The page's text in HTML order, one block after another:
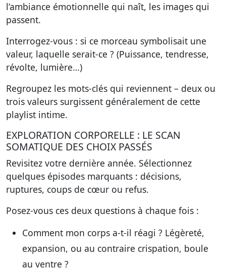
l’ambiance émotionnelle qui naît, les images qui
passent.
Interrogez-vous : si ce morceau symbolisait une
valeur, laquelle serait-ce ? (Puissance, tendresse,
révolte, lumière…)
Regroupez les mots-clés qui reviennent – deux ou
trois valeurs surgissent généralement de cette
playlist intime.
EXPLORATION CORPORELLE : LE SCAN
SOMATIQUE DES CHOIX PASSÉS
Revisitez votre dernière année. Sélectionnez
quelques épisodes marquants : décisions,
ruptures, coups de cœur ou refus.
Posez-vous ces deux questions à chaque fois :
Comment mon corps a-t-il réagi ? Légèreté,
expansion, ou au contraire crispation, boule
au ventre ?